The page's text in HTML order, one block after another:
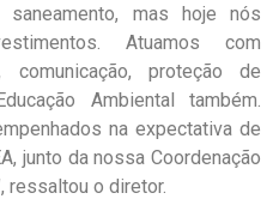
mas hoje nós
Atuamos com
comunicação, proteção de
Ambiental também.
na expectativa de
junto da nossa Coordenação
ressaltou o diretor.